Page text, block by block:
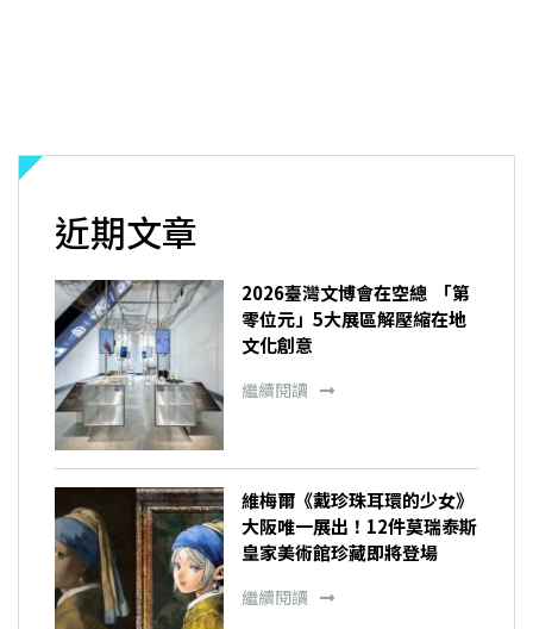
近期文章
2026臺灣文博會在空總 「第
零位元」5大展區解壓縮在地
文化創意
繼續閱讀
維梅爾《戴珍珠耳環的少女》
大阪唯一展出！12件莫瑞泰斯
皇家美術館珍藏即將登場
繼續閱讀